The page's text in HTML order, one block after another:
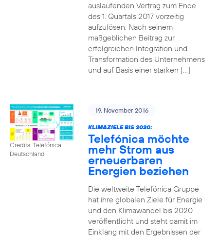
auslaufenden Vertrag zum Ende
des 1. Quartals 2017 vorzeitig
aufzulösen. Nach seinem
maßgeblichen Beitrag zur
erfolgreichen Integration und
Transformation des Unternehmens
und auf Basis einer starken […]
Credits: Telefónica
Deutschland
19. November 2016
KLIMAZIELE BIS 2020:
Telefónica möchte
mehr Strom aus
erneuerbaren
Energien beziehen
Die weltweite Telefónica Gruppe
hat ihre globalen Ziele für Energie
und den Klimawandel bis 2020
veröffentlicht und steht damit im
Einklang mit den Ergebnissen der